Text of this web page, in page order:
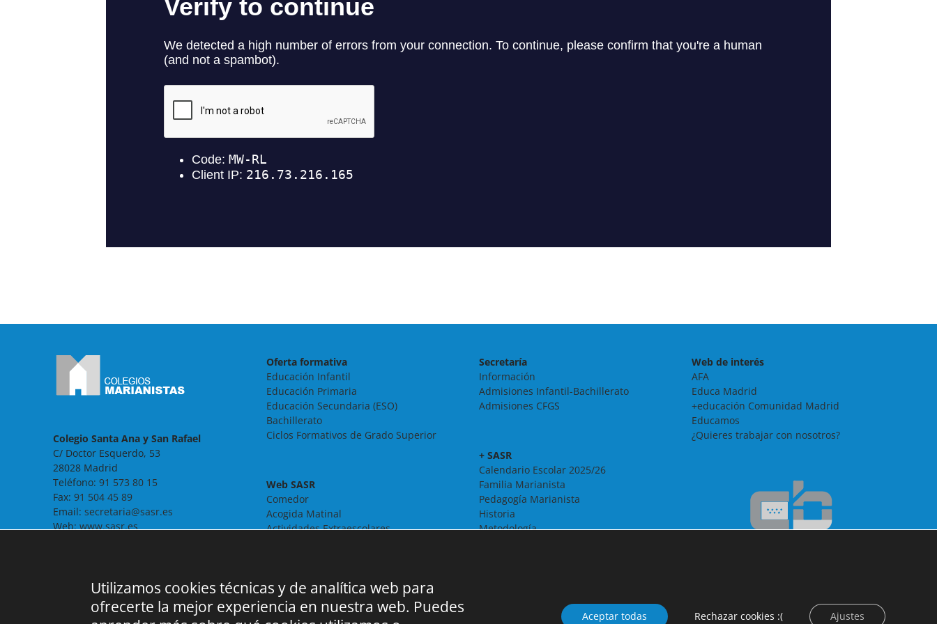
Colegio Santa Ana y San Rafael
C/ Doctor Esquerdo, 53
28028 Madrid
Teléfono:91 573 80 15
Fax:91 504 45 89
Email:secretaria@sasr.es
Web:www.sasr.es
Oferta formativa
Educación Infantil
Educación Primaria
Educación Secundaria (ESO)
Bachillerato
Ciclos Formativos de Grado Superior
Web SASR
Comedor
Acogida Matinal
Actividades Extraescolares
Secretaría
Información
Admisiones Infantil-Bachillerato
Admisiones CFGS
+ SASR
Calendario Escolar 2025/26
Familia Marianista
Pedagogía Marianista
Historia
Metodología
Web de interés
AFA
Educa Madrid
+educación Comunidad Madrid
Educamos
¿Quieres trabajar con nosotros?
Utilizamos cookies técnicas y de analítica web para
ofrecerte la mejor experiencia en nuestra web. Puedes
Aceptar todas Rechazar cookies :( Ajustes